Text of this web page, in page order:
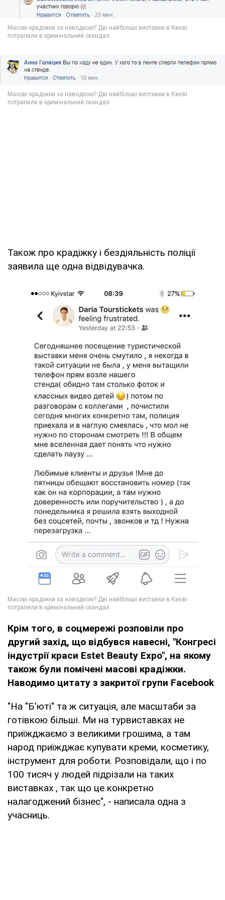
Також про крадіжку і бездіяльність поліції
заявила ще одна відвідувачка.
Крім того, в соцмережі розповіли про
другий захід, що відбувся навесні, "Конгресі
індустрії краси Estet Beauty Expo", на якому
також були помічені масові крадіжки.
Наводимо цитату з закритої групи Facebook
"На "Б'юті" та ж ситуація, але масштаби за
готівкою більші. Ми на турвиставках не
приїжджаємо з великими грошима, а там
народ приїжджає купувати креми, косметику,
інструмент для роботи. Розповідали, що і по
100 тисяч у людей підрізали на таких
виставках , так що це конкретно
налагоджений бізнес", - написала одна з
учасниць.